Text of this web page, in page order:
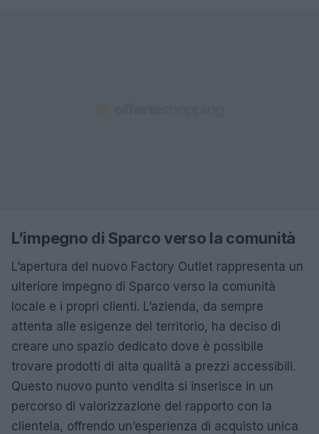
L’impegno di Sparco verso la comunità
L’apertura del nuovo Factory Outlet rappresenta un
ulteriore impegno di Sparco verso la comunità
locale e i propri clienti. L’azienda, da sempre
attenta alle esigenze del territorio, ha deciso di
creare uno spazio dedicato dove è possibile
trovare prodotti di alta qualità a prezzi accessibili.
Questo nuovo punto vendita si inserisce in un
percorso di valorizzazione del rapporto con la
clientela, offrendo un’esperienza di acquisto unica